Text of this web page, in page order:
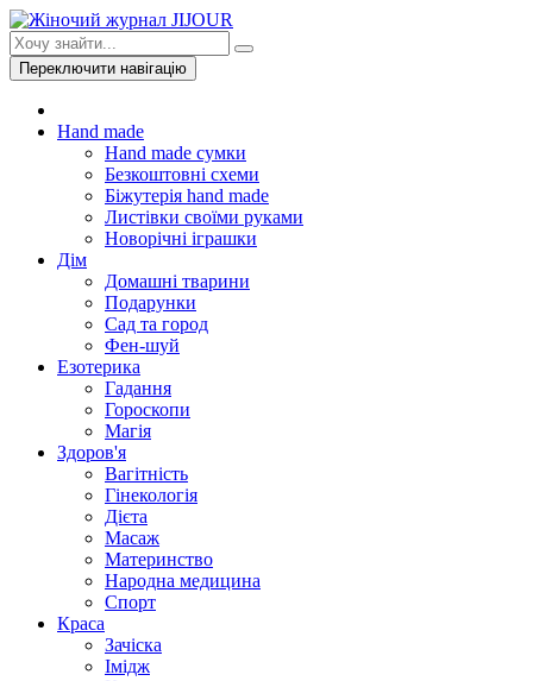
Переключити навігацію
Hand made
Hand made сумки
Безкоштовні схеми
Біжутерія hand made
Листівки своїми руками
Новорічні іграшки
Дім
Домашні тварини
Подарунки
Сад та город
Фен-шуй
Езотерика
Гадання
Гороскопи
Магія
Здоров'я
Вагітність
Гінекологія
Дієта
Масаж
Материнство
Народна медицина
Спорт
Краса
Зачіска
Імідж